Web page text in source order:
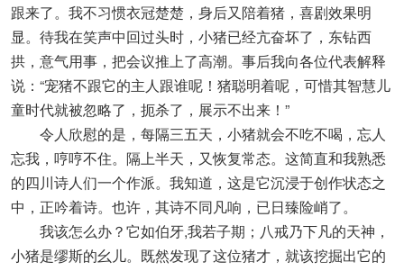
跟来了。我不习惯衣冠楚楚，身后又陪着猪，喜剧效果明
显。待我在笑声中回过头时，小猪已经亢奋坏了，东钻西
拱，意气用事，把会议推上了高潮。事后我向各位代表解释
说：“宠猪不跟它的主人跟谁呢！猪聪明着呢，可惜其智慧儿
童时代就被忽略了，扼杀了，展示不出来！”
令人欣慰的是，每隔三五天，小猪就会不吃不喝，忘人
忘我，哼哼不住。隔上半天，又恢复常态。这简直和我熟悉
的四川诗人们一个作派。我知道，这是它沉浸于创作状态之
中，正吟着诗。也许，其诗不同凡响，已日臻险峭了。
我该怎么办？它如伯牙,我若子期；八戒乃下凡的天神，
小猪是缪斯的幺儿。既然发现了这位猪才，就该挖掘出它的